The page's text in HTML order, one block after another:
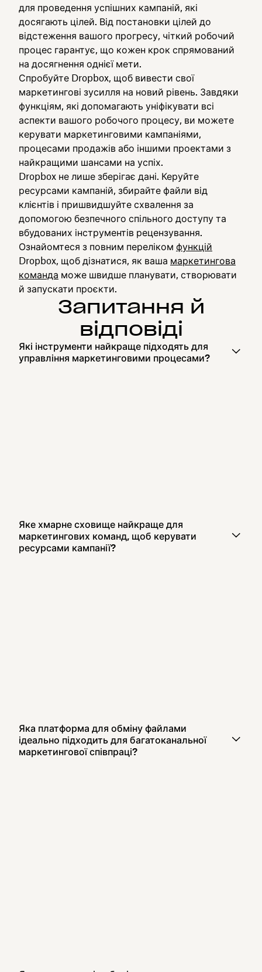
для проведення успішних кампаній, які
досягають цілей. Від постановки цілей до
відстеження вашого прогресу, чіткий робочий
процес гарантує, що кожен крок спрямований
на досягнення однієї мети.
Спробуйте Dropbox, щоб вивести свої
маркетингові зусилля на новий рівень. Завдяки
функціям, які допомагають уніфікувати всі
аспекти вашого робочого процесу, ви можете
керувати маркетинговими кампаніями,
процесами продажів або іншими проектами з
найкращими шансами на успіх.
Dropbox не лише зберігає дані. Керуйте
ресурсами кампаній, збирайте файли від
клієнтів і пришвидшуйте схвалення за
допомогою безпечного спільного доступу та
вбудованих інструментів рецензування.
Ознайомтеся з повним переліком функцій
Dropbox, щоб дізнатися, як ваша маркетингова
команда може швидше планувати, створювати
й запускати проєкти.
Запитання й
відповіді
Які інструменти найкраще підходять для
управління маркетинговими процесами?
Яке хмарне сховище найкраще для
маркетингових команд, щоб керувати
ресурсами кампанії?
Яка платформа для обміну файлами
ідеально підходить для багатоканальної
маркетингової співпраці?